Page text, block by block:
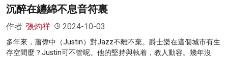
沉醉在纏綿不息音符裏
作者: 張灼祥 2024-10-03
多年來，蕭偉中（Justin）對Jazz不離不棄。爵士樂在這個城市有生
存空間麼？Justin可不管呢。他的堅持與執着，教人動容。幾年沒